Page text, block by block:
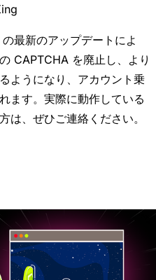
最新のアップデートによ
CAPTCHA を廃止し、より
ようになり、アカウント乗
ます。実際に動作している
は、ぜひご連絡ください。